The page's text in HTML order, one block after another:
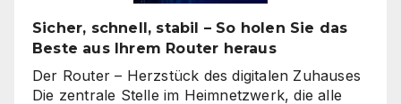
Sicher, schnell, stabil – So holen Sie das
Beste aus Ihrem Router heraus
Der Router – Herzstück des digitalen Zuhauses
Die zentrale Stelle im Heimnetzwerk, die alle